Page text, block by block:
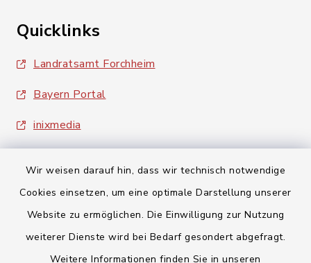
Wir weisen darauf hin, dass wir technisch notwendige
Cookies einsetzen, um eine optimale Darstellung unserer
Website zu ermöglichen. Die Einwilligung zur Nutzung
weiterer Dienste wird bei Bedarf gesondert abgefragt.
Weitere Informationen finden Sie in unseren
Quicklinks
Landratsamt Forchheim
Bayern Portal
inixmedia